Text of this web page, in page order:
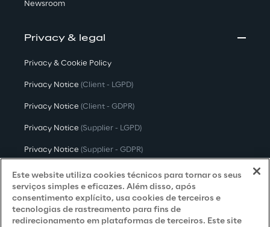
Newsroom
Privacy & legal
Privacy & Cookie Policy
Privacy Notice (Client - LGPD)
Privacy Notice (Client - GDPR)
Privacy Notice (Supplier - LGPD)
Privacy Notice (Supplier - GDPR)
Privacy Notice (Candidate - LGPD)
Privacy Notice (Candidate - GDPR)
Privacy Notice
Este website utiliza cookies técnicos para tornar os seus
serviços simples e eficazes. Além disso, após
consentimento explícito, usa cookies de terceiros e
tecnologias de rastreamento para fins de
redirecionamento em plataformas de terceiros. Este site